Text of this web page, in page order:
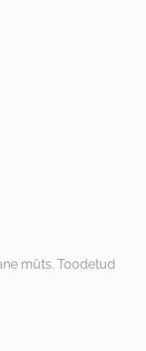
müts. Toodetud